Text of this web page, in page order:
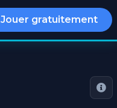
Jouer gratuitement